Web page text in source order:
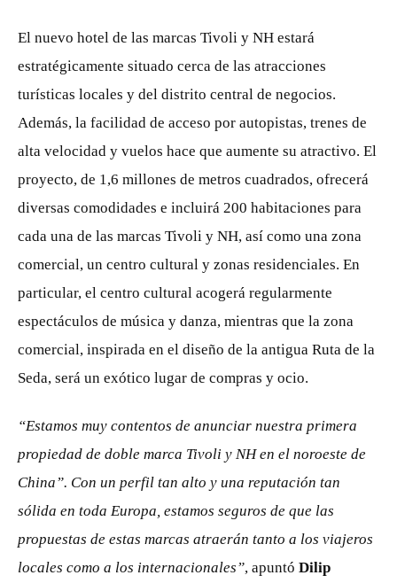
El nuevo hotel de las marcas Tivoli y NH estará
estratégicamente situado cerca de las atracciones
turísticas locales y del distrito central de negocios.
Además, la facilidad de acceso por autopistas, trenes de
alta velocidad y vuelos hace que aumente su atractivo. El
proyecto, de 1,6 millones de metros cuadrados, ofrecerá
diversas comodidades e incluirá 200 habitaciones para
cada una de las marcas Tivoli y NH, así como una zona
comercial, un centro cultural y zonas residenciales. En
particular, el centro cultural acogerá regularmente
espectáculos de música y danza, mientras que la zona
comercial, inspirada en el diseño de la antigua Ruta de la
Seda, será un exótico lugar de compras y ocio.
“Estamos muy contentos de anunciar nuestra primera
propiedad de doble marca Tivoli y NH en el noroeste de
China”. Con un perfil tan alto y una reputación tan
sólida en toda Europa, estamos seguros de que las
propuestas de estas marcas atraerán tanto a los viajeros
locales como a los internacionales”, apuntó Dilip